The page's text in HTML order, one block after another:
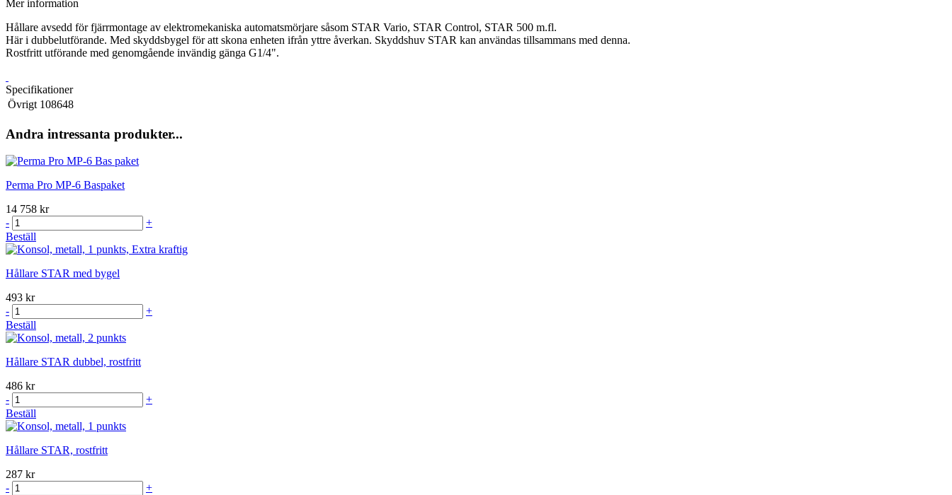
Mer information
Hållare avsedd för fjärrmontage av elektromekaniska automatsmörjare såsom STAR Vario, STAR Control, STAR 500 m.fl.
Här i dubbelutförande. Med skyddsbygel för att skona enheten ifrån yttre åverkan. Skyddshuv STAR kan användas tillsammans med denna.
Rostfritt utförande med genomgående invändig gänga G1/4".
Specifikationer
Övrigt 108648
Andra intressanta produkter...
Perma Pro MP-6 Baspaket
14 758 kr
-
+
Beställ
Hållare STAR med bygel
493 kr
-
+
Beställ
Hållare STAR dubbel, rostfritt
486 kr
-
+
Beställ
Hållare STAR, rostfritt
287 kr
-
+